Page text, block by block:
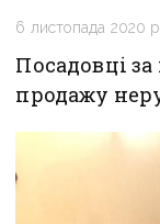
6 листопада 2020
Посадовці
продажу